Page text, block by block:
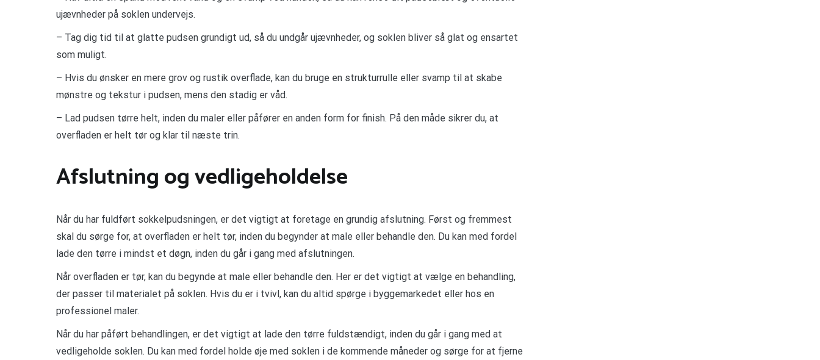
ujævnheder på soklen undervejs.
– Tag dig tid til at glatte pudsen grundigt ud, så du undgår ujævnheder, og soklen bliver så glat og ensartet
som muligt.
– Hvis du ønsker en mere grov og rustik overflade, kan du bruge en strukturrulle eller svamp til at skabe
mønstre og tekstur i pudsen, mens den stadig er våd.
– Lad pudsen tørre helt, inden du maler eller påfører en anden form for finish. På den måde sikrer du, at
overfladen er helt tør og klar til næste trin.
Afslutning og vedligeholdelse
Når du har fuldført sokkelpudsningen, er det vigtigt at foretage en grundig afslutning. Først og fremmest
skal du sørge for, at overfladen er helt tør, inden du begynder at male eller behandle den. Du kan med fordel
lade den tørre i mindst et døgn, inden du går i gang med afslutningen.
Når overfladen er tør, kan du begynde at male eller behandle den. Her er det vigtigt at vælge en behandling,
der passer til materialet på soklen. Hvis du er i tvivl, kan du altid spørge i byggemarkedet eller hos en
professionel maler.
Når du har påført behandlingen, er det vigtigt at lade den tørre fuldstændigt, inden du går i gang med at
vedligeholde soklen. Du kan med fordel holde øje med soklen i de kommende måneder og sørge for at fjerne